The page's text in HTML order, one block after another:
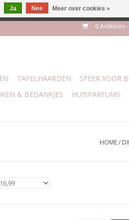
0 Artikelen
TAFELHAARDEN SFEER VOOR
& BEDANKJES HUISPARFUMS
HOME/
Ja Nee Meer over cookies »
| boven de 70 euro geen